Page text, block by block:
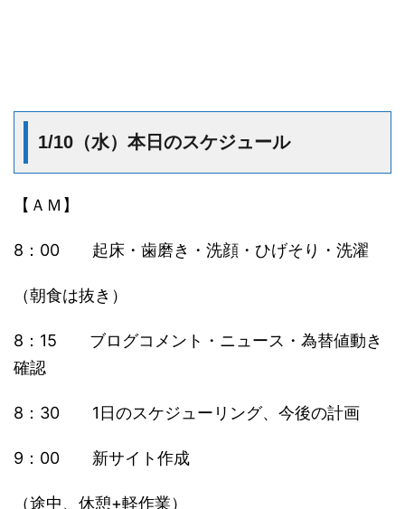
1/10（水）本日のスケジュール
【ＡＭ】
8：00 起床・歯磨き・洗顔・ひげそり・洗濯
（朝食は抜き）
8：15 ブログコメント・ニュース・為替値動き
確認
8：30 1日のスケジューリング、今後の計画
9：00 新サイト作成
（途中、休憩+軽作業）